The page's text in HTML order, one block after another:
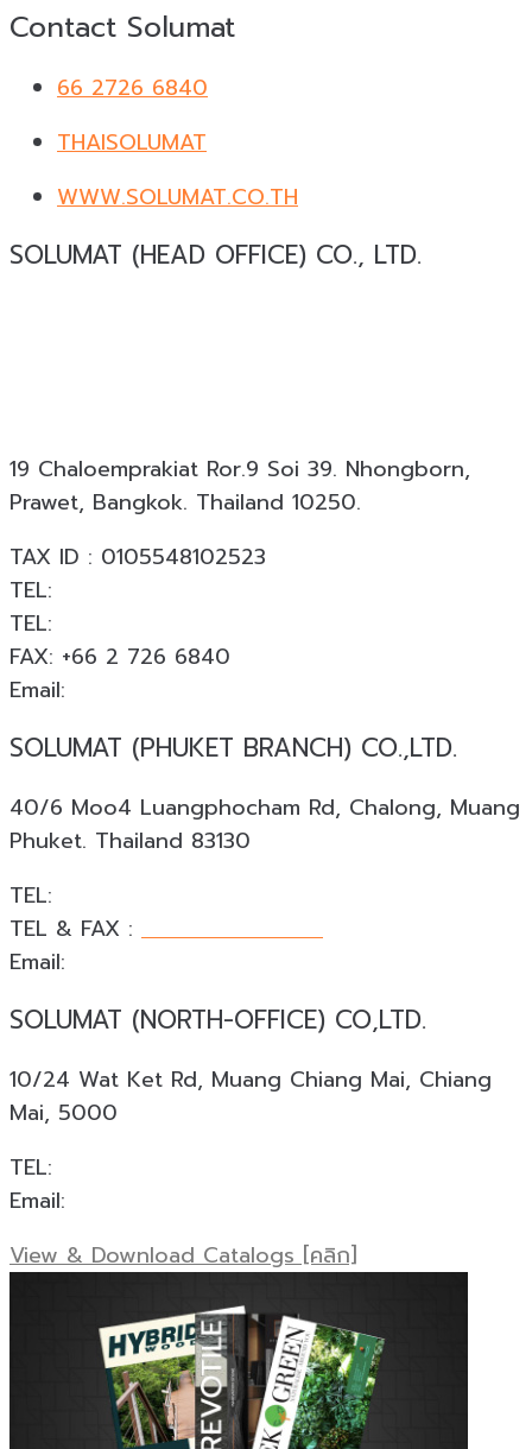
Contact Solumat
66 2726 6840
THAISOLUMAT
WWW.SOLUMAT.CO.TH
SOLUMAT (HEAD OFFICE) CO., LTD.
19 Chaloemprakiat Ror.9 Soi 39. Nhongborn,
Prawet, Bangkok. Thailand 10250.
TAX ID : 0105548102523
TEL:
TEL:
FAX: +66 2 726 6840
Email:
SOLUMAT (PHUKET BRANCH) CO.,LTD.
40/6 Moo4 Luangphocham Rd, Chalong, Muang
Phuket. Thailand 83130
TEL:
TEL & FAX : +66 076 540 533
Email:
SOLUMAT (NORTH-OFFICE) CO,LTD.
10/24 Wat Ket Rd, Muang Chiang Mai, Chiang
Mai, 5000
TEL:
Email:
View & Download Catalogs [คลิก]